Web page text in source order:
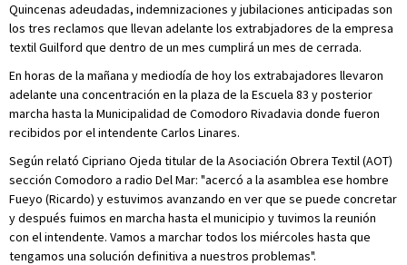
Quincenas adeudadas, indemnizaciones y jubilaciones anticipadas son
los tres reclamos que llevan adelante los extrabjadores de la empresa
textil Guilford que dentro de un mes cumplirá un mes de cerrada.
En horas de la mañana y mediodía de hoy los extrabajadores llevaron
adelante una concentración en la plaza de la Escuela 83 y posterior
marcha hasta la Municipalidad de Comodoro Rivadavia donde fueron
recibidos por el intendente Carlos Linares.
Según relató Cipriano Ojeda titular de la Asociación Obrera Textil (AOT)
sección Comodoro a radio Del Mar: "acercó a la asamblea ese hombre
Fueyo (Ricardo) y estuvimos avanzando en ver que se puede concretar
y después fuimos en marcha hasta el municipio y tuvimos la reunión
con el intendente. Vamos a marchar todos los miércoles hasta que
tengamos una solución definitiva a nuestros problemas".